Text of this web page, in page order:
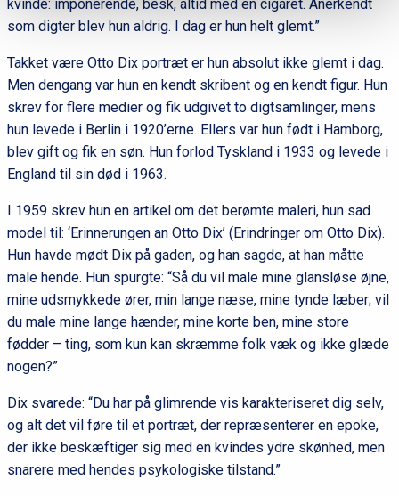
kvinde: imponerende, besk, altid med en cigaret. Anerkendt
som digter blev hun aldrig. I dag er hun helt glemt.”
Takket være Otto Dix portræt er hun absolut ikke glemt i dag.
Men dengang var hun en kendt skribent og en kendt figur. Hun
skrev for flere medier og fik udgivet to digtsamlinger, mens
hun levede i Berlin i 1920’erne. Ellers var hun født i Hamborg,
blev gift og fik en søn. Hun forlod Tyskland i 1933 og levede i
England til sin død i 1963.
I 1959 skrev hun en artikel om det berømte maleri, hun sad
model til: ‘Erinnerungen an Otto Dix’ (Erindringer om Otto Dix).
Hun havde mødt Dix på gaden, og han sagde, at han måtte
male hende. Hun spurgte: “Så du vil male mine glansløse øjne,
mine udsmykkede ører, min lange næse, mine tynde læber; vil
du male mine lange hænder, mine korte ben, mine store
fødder – ting, som kun kan skræmme folk væk og ikke glæde
nogen?”
Dix svarede: “Du har på glimrende vis karakteriseret dig selv,
og alt det vil føre til et portræt, der repræsenterer en epoke,
der ikke beskæftiger sig med en kvindes ydre skønhed, men
snarere med hendes psykologiske tilstand.”